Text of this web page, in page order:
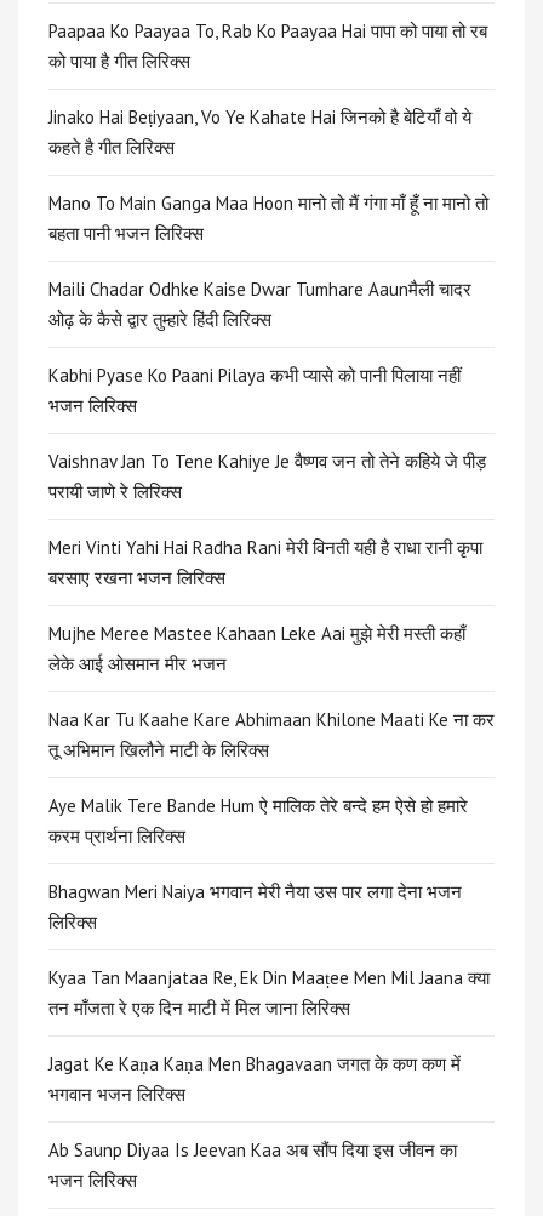
Paapaa Ko Paayaa To, Rab Ko Paayaa Hai पापा को पाया तो रब
को पाया है गीत लिरिक्स
Jinako Hai Beṭiyaan, Vo Ye Kahate Hai जिनको है बेटियाँ वो ये
कहते है गीत लिरिक्स
Mano To Main Ganga Maa Hoon मानो तो मैं गंगा माँ हूँ ना मानो तो
बहता पानी भजन लिरिक्स
Maili Chadar Odhke Kaise Dwar Tumhare Aaunमैली चादर
ओढ़ के कैसे द्वार तुम्हारे हिंदी लिरिक्स
Kabhi Pyase Ko Paani Pilaya कभी प्यासे को पानी पिलाया नहीं
भजन लिरिक्स
Vaishnav Jan To Tene Kahiye Je वैष्णव जन तो तेने कहिये जे पीड़
परायी जाणे रे लिरिक्स
Meri Vinti Yahi Hai Radha Rani मेरी विनती यही है राधा रानी कृपा
बरसाए रखना भजन लिरिक्स
Mujhe Meree Mastee Kahaan Leke Aai मुझे मेरी मस्ती कहाँ
लेके आई ओसमान मीर भजन
Naa Kar Tu Kaahe Kare Abhimaan Khilone Maati Ke ना कर
तू अभिमान खिलौने माटी के लिरिक्स
Aye Malik Tere Bande Hum ऐ मालिक तेरे बन्दे हम ऐसे हो हमारे
करम प्रार्थना लिरिक्स
Bhagwan Meri Naiya भगवान मेरी नैया उस पार लगा देना भजन
लिरिक्स
Kyaa Tan Maanjataa Re, Ek Din Maaṭee Men Mil Jaana क्या
तन माँजता रे एक दिन माटी में मिल जाना लिरिक्स
Jagat Ke Kaṇa Kaṇa Men Bhagavaan जगत के कण कण में
भगवान भजन लिरिक्स
Ab Saunp Diyaa Is Jeevan Kaa अब सौंप दिया इस जीवन का
भजन लिरिक्स